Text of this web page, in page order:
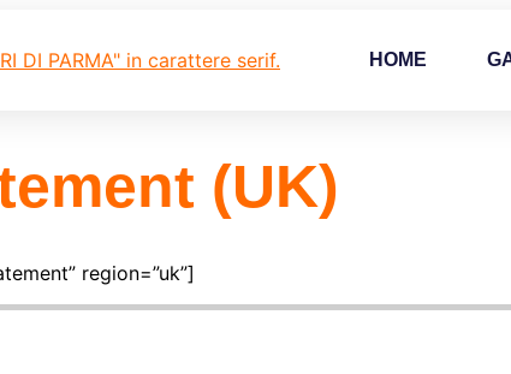
HOME
(UK)
region=”uk”]